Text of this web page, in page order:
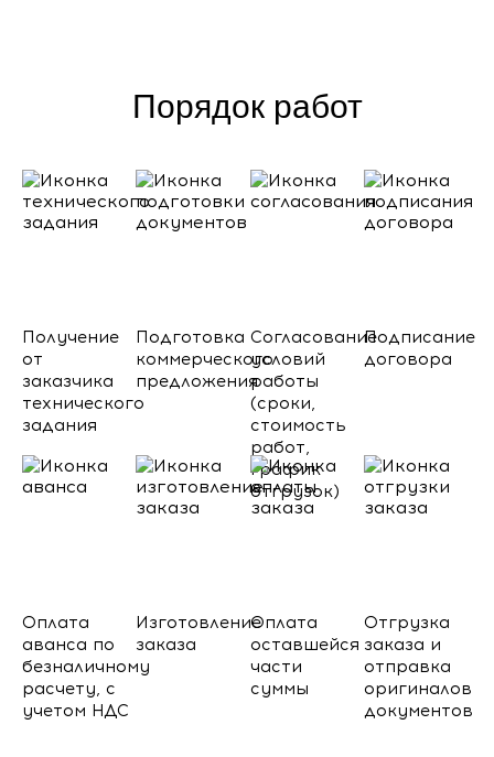
Порядок работ
Получение
от
заказчика
технического
задания
Подготовка
коммерческого
предложения
Согласование
условий
работы
(сроки,
стоимость
работ,
график
отгрузок)
Подписание
договора
Оплата
аванса по
безналичному
расчету, с
учетом НДС
Изготовление
заказа
Оплата
оставшейся
части
суммы
Отгрузка
заказа и
отправка
оригиналов
документов